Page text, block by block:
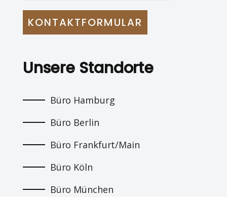
KONTAKTFORMULAR
Unsere Standorte
Büro Hamburg
Büro Berlin
Büro Frankfurt/Main
Büro Köln
Büro München